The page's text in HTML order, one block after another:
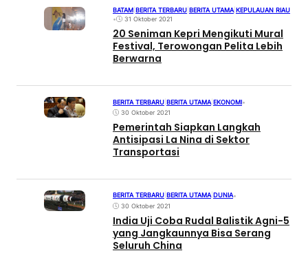
BATAM BERITA TERBARU BERITA UTAMA|KEPULAUAN RIAU
•
31 Oktober 2021
20 Seniman Kepri Mengikuti Mural
Festival, Terowongan Pelita Lebih
Berwarna
BERITA TERBARU BERITA UTAMA EKONOMI•
30 Oktober 2021
Pemerintah Siapkan Langkah
Antisipasi La Nina di Sektor
Transportasi
BERITA TERBARU BERITA UTAMA|DUNIA•
30 Oktober 2021
India Uji Coba Rudal Balistik Agni-5
yang Jangkaunnya Bisa Serang
Seluruh China